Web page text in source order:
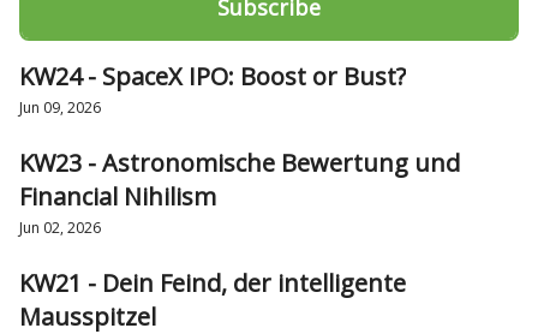
KW24 - SpaceX IPO: Boost or Bust?
Jun 09, 2026
KW23 - Astronomische Bewertung und
Financial Nihilism
Jun 02, 2026
KW21 - Dein Feind, der intelligente
Mausspitzel